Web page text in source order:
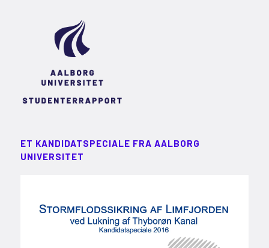
ET KANDIDATSPECIALE FRA AALBORG
UNIVERSITET